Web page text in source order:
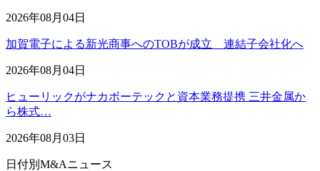
2026年08月04日
加賀電子による新光商事へのTOBが成立 連結子会社化へ
2026年08月04日
ヒューリックがナカボーテックと資本業務提携 三井金属か
ら株式…
2026年08月03日
日付別M&Aニュース